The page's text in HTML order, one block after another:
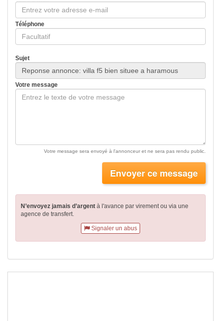
Téléphone
Sujet
Votre message
Votre message sera envoyé à l'annonceur et ne sera pas rendu public.
Envoyer ce message
N’envoyez jamais d’argent à l'avance par virementou via une
agence de transfert.
Signaler un abus